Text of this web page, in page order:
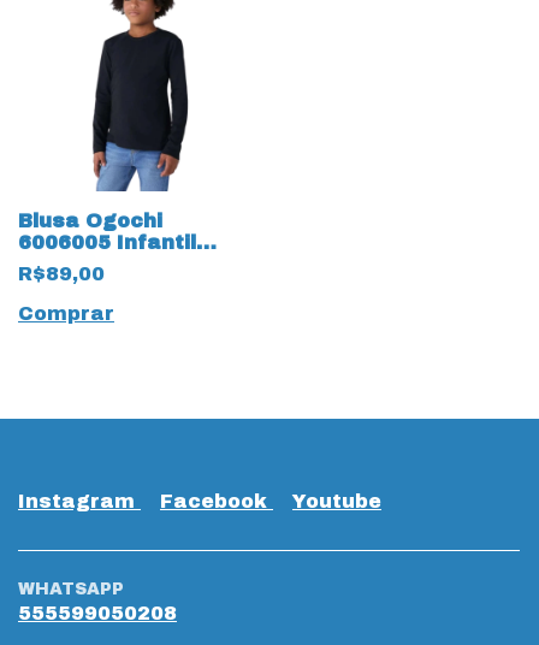
Blusa Ogochi
6006005 Infantil
Manga 19559 Longa
Preto
R$89,00
Comprar
Instagram Facebook Youtube
WHATSAPP
555599050208